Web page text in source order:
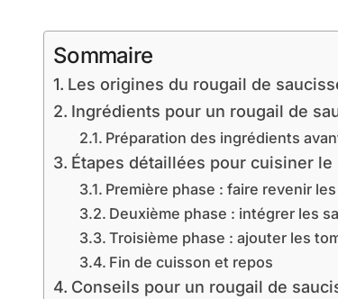
Sommaire
Les origines du rougail de
Ingrédients pour un rougail de
Préparation des ingrédients
Étapes détaillées pour cuisiner
Première phase : faire revenir
Deuxième phase : intégrer les
Troisième phase : ajouter les
Fin de cuisson et repos
Conseils pour un rougail de